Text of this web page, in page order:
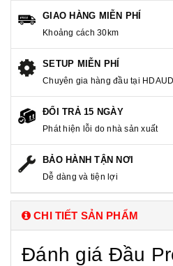
GIAO HÀNG MIỄN PHÍ
Khoảng cách 30km
SETUP MIỄN PHÍ
Chuyên gia hàng đầu tại
ĐỔI TRẢ 15 NGÀY
Phát hiện lỗi do nhà sản xuất
BẢO HÀNH TẬN NƠI
Dễ dàng và tiện lợi
CHI TIẾT SẢN PHẨM
Đánh giá Đầu